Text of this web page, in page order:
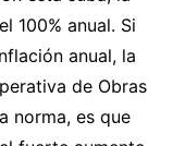
100% anual. Si
anual, la
de Obras
norma, es que